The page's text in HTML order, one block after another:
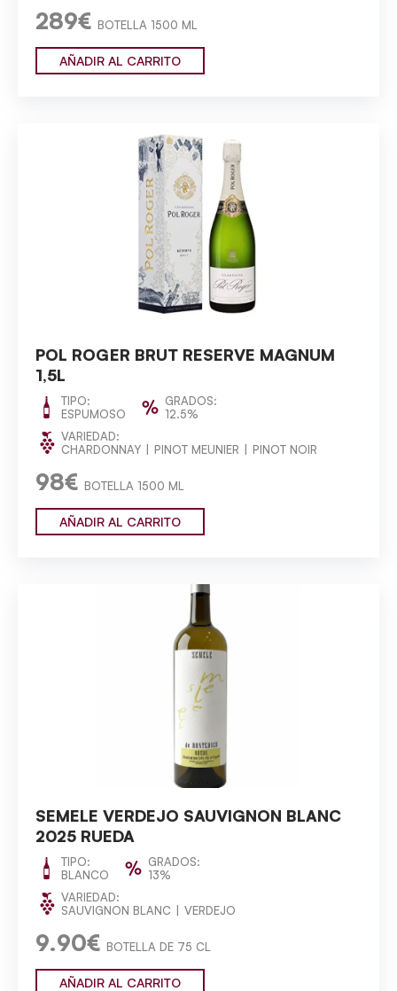
289€ BOTELLA 1500 ML
AÑADIR AL CARRITO
POL ROGER BRUT RESERVE MAGNUM
1,5L
TIPO:
ESPUMOSO
GRADOS:
12.5%
VARIEDAD:
CHARDONNAY
PINOT MEUNIER PINOT NOIR
98€ BOTELLA 1500 ML
AÑADIR AL CARRITO
SEMELE VERDEJO SAUVIGNON BLANC
2025 RUEDA
TIPO:
BLANCO
GRADOS:
13%
VARIEDAD:
SAUVIGNON BLANC
VERDEJO
9.90€ BOTELLA DE 75 CL
AÑADIR AL CARRITO